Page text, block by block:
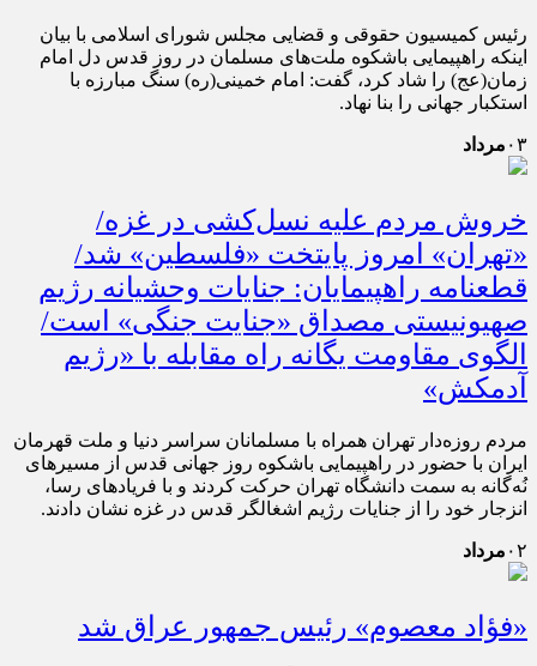
رئیس کمیسیون حقوقی و قضایی مجلس شورای اسلامی با بیان
اینکه راهپیمایی باشکوه ملت‌های مسلمان در روز قدس دل امام
زمان(عج) را شاد کرد، گفت: امام خمینی(ره) سنگ مبارزه با
استکبار جهانی را بنا نهاد.
۰۳ مرداد
خروش مردم علیه نسل‌کشی در غزه/
«تهران» امروز پایتخت «فلسطین» شد/
قطعنامه راهپیمایان: جنایات وحشیانه رژیم
صهیونیستی مصداق «جنایت جنگی» است/
الگوی مقاومت یگانه راه مقابله‌ با «رژیم
آدمکش»
مردم روزه‌دار تهران همراه با مسلمانان سراسر دنیا و ملت قهرمان
ایران با حضور در راهپیمایی باشکوه روز جهانی قدس از مسیرهای
نُه‌گانه به سمت دانشگاه تهران حرکت کردند و با فریادهای رسا،
انزجار خود را از جنایات رژیم اشغالگر قدس در غزه نشان دادند.
۰۲ مرداد
«فؤاد معصوم» رئیس جمهور عراق شد